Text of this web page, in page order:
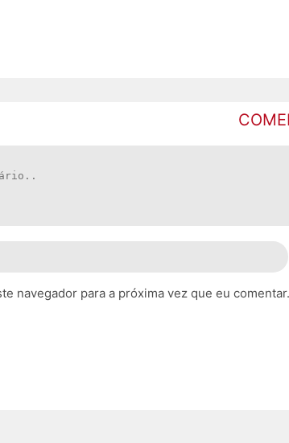
navegador para a próxima vez que eu comentar.